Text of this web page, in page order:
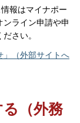
報はマイナポー
ンライン申請や申
さい。
」（外部サイトへ
（外務